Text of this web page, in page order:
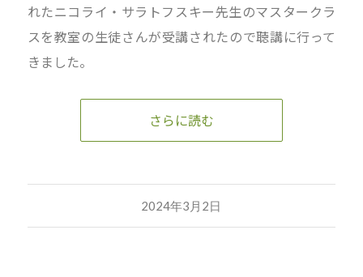
れたニコライ・サラトフスキー先生のマスタークラ
スを教室の生徒さんが受講されたので聴講に行って
きました。
さらに読む
2024年3月2日